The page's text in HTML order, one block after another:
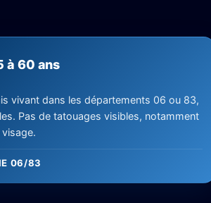
à 60 ans
vivant dans les départements 06 ou 83,
Pas de tatouages visibles, notamment
06/83